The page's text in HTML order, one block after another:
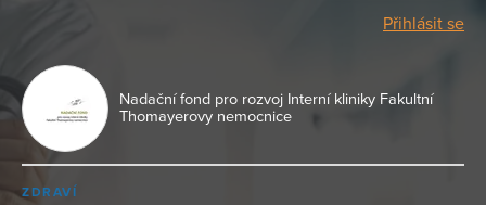
Přihlásit se
Nadační fond pro rozvoj Interní kliniky Fakultní
Thomayerovy nemocnice
ZDRAVÍ